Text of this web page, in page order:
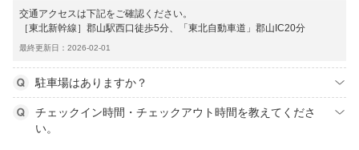
交通アクセスは下記をご確認ください。
［東北新幹線］郡山駅西口徒歩5分、「東北自動車道」郡山IC20分
最終更新日：2026-02-01
駐車場はありますか？
チェックイン時間・チェックアウト時間を教えてくださ
い。